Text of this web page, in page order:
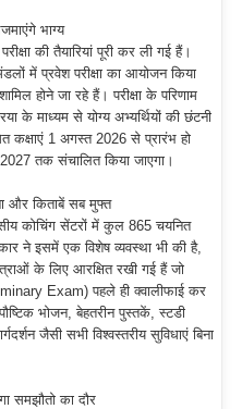
भाग्य
की तैयारियां पूरी कर ली गई हैं।
में प्रवेश परीक्षा का आयोजन किया
होने जा रहे हैं। परीक्षा के परिणाम
के माध्यम से योग्य अभ्यर्थियों की छंटनी
कक्षाएं 1 अगस्त 2026 से प्रारंभ हो
तक संचालित किया जाएगा।
और किताबें सब मुफ्त
कोचिंग सेंटरों में कुल 865 चयनित
ने इसमें एक विशेष व्यवस्था भी की है,
के लिए आरक्षित रखी गई हैं जो
Exam) पहले ही क्वालीफाई कर
भोजन, बेहतरीन पुस्तकें, स्टडी
जैसी सभी विश्वस्तरीय सुविधाएं बिना
समझौतो का दौर